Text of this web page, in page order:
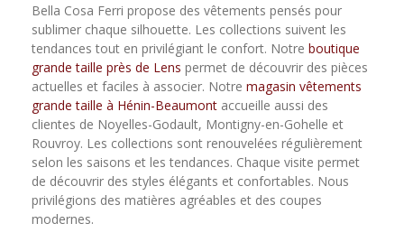
Bella Cosa Ferri propose des vêtements pensés pour
sublimer chaque silhouette. Les collections suivent les
tendances tout en privilégiant le confort. Notre boutique
grande taille près de Lens permet de découvrir des pièces
actuelles et faciles à associer. Notre magasin vêtements
grande taille à Hénin-Beaumont accueille aussi des
clientes de Noyelles-Godault, Montigny-en-Gohelle et
Rouvroy. Les collections sont renouvelées régulièrement
selon les saisons et les tendances. Chaque visite permet
de découvrir des styles élégants et confortables. Nous
privilégions des matières agréables et des coupes
modernes.